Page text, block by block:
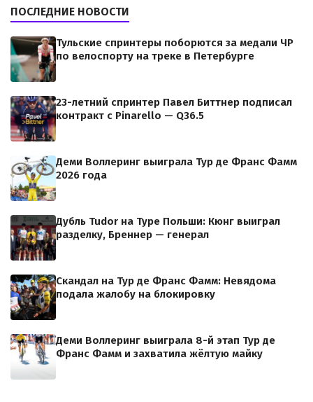
ПОСЛЕДНИЕ НОВОСТИ
Тульские спринтеры поборются за медали ЧР
по велоспорту на треке в Петербурге
23-летний спринтер Павел Биттнер подписал
контракт с Pinarello — Q36.5
Деми Воллеринг выиграла Тур де Франс Фамм
2026 года
Дубль Tudor на Туре Польши: Кюнг выиграл
разделку, Бреннер — генерал
Скандал на Тур де Франс Фамм: Невядома
подала жалобу на блокировку
Деми Воллеринг выиграла 8-й этап Тур де
Франс Фамм и захватила жёлтую майку